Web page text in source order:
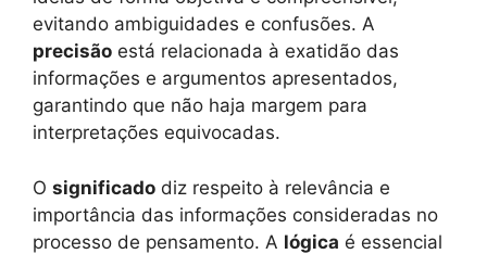
evitando ambiguidades e confusões. A
precisão está relacionada à exatidão das
informações e argumentos apresentados,
garantindo que não haja margem para
interpretações equivocadas.
O significado diz respeito à relevância e
importância das informações consideradas no
processo de pensamento. A lógica é essencial